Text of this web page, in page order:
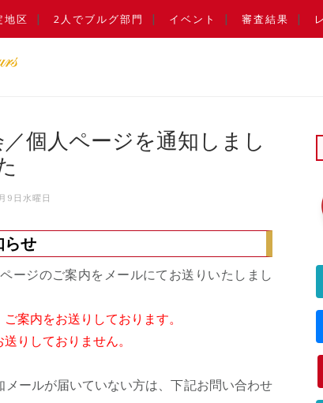
地区 2人でブルグ部門 イベント 審査結果
個人ページを通知しまし
9日水曜日
らせ
ージのご案内をメールにてお送りいたしまし
案内をお送りしております。
りしておりません。
ールが届いていない方は、下記お問い合わせ